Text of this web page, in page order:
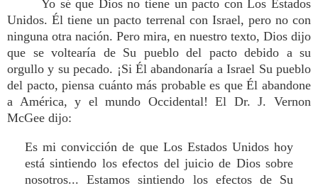
Yo sé que Dios no tiene un pacto con Los Estados
Unidos. Él tiene un pacto terrenal con Israel, pero no con
ninguna otra nación. Pero mira, en nuestro texto, Dios dijo
que se voltearía de Su pueblo del pacto debido a su
orgullo y su pecado. ¡Si Él abandonaría a Israel Su pueblo
del pacto, piensa cuánto más probable es que Él abandone
a América, y el mundo Occidental! El Dr. J. Vernon
McGee dijo:
Es mi convicción de que Los Estados Unidos hoy
está sintiendo los efectos del juicio de Dios sobre
nosotros... Estamos sintiendo los efectos de Su